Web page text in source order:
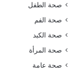
صحة الطفل
صحة الفم
صحة الكبد
صحة المرأة
صحة عامة